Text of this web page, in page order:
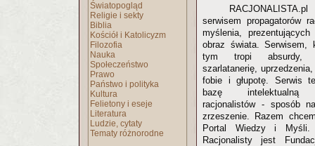
Światopogląd
Religie i sekty
Biblia
Kościół i Katolicyzm
Filozofia
Nauka
Społeczeństwo
Prawo
Państwo i polityka
Kultura
Felietony i eseje
Literatura
Ludzie, cytaty
Tematy różnorodne
serwisem propagatorów
myślenia, prezentujących
obraz świata. Serwisem,
tym tropi absurdy,
szarlatanerię, uprzedzenia,
fobie i głupotę. Serwis
bazę intelektualną
racjonalistów - sposób
zrzeszenie. Razem
Portal Wiedzy i Myśli.
Racjonalisty jest